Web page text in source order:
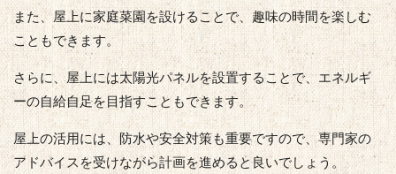
また、屋上に家庭菜園を設けることで、趣味の時間を楽しむ
こともできます。
さらに、屋上には太陽光パネルを設置することで、エネルギ
ーの自給自足を目指すこともできます。
屋上の活用には、防水や安全対策も重要ですので、専門家の
アドバイスを受けながら計画を進めると良いでしょう。